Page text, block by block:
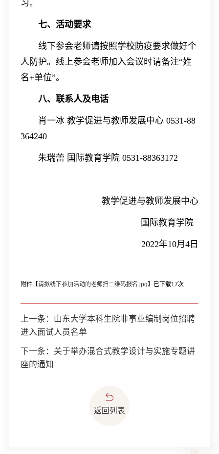
习。
七、活动要求
线下参会老师请按照学校防疫要求做好个
人防护。线上参会老师加入会议时请备注“姓
名+单位”。
八、联系人及电话
肖一冰 教学促进与教师发展中心0531-88
364240
朱瑞蕾 国际教育学院 0531-88363172
教学促进与教师发展中心
国际教育学院
2022年10月4 日
附件【请拟线下参加活动的老师扫二维码报名.jpg】已下载17次
上一条： 山东大学本科生院非事业编制岗位招聘
进入面试人员名单
下一条： 关于举办混合式教学设计与实施专题讲
座的通知
返回列表